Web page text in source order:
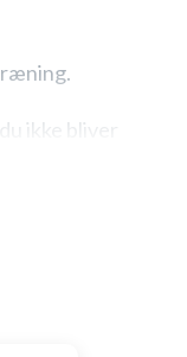
ikke bliver
øjne heller